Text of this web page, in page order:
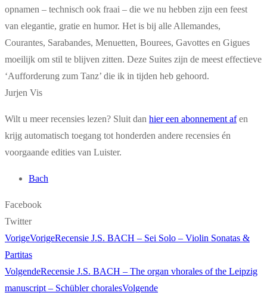
opnamen – technisch ook fraai – die we nu hebben zijn een feest
van elegantie, gratie en humor. Het is bij alle Allemandes,
Courantes, Sarabandes, Menuetten, Bourees, Gavottes en Gigues
moeilijk om stil te blijven zitten. Deze Suites zijn de meest effectieve
‘Aufforderung zum Tanz’ die ik in tijden heb gehoord.
Jurjen Vis
Wilt u meer recensies lezen? Sluit dan hier een abonnement afen
krijg automatisch toegang tot honderden andere recensies én
voorgaande edities van Luister.
Bach
Facebook
Twitter
VorigeVorigeRecensie J.S. BACH – Sei Solo – Violin Sonatas &
Partitas
VolgendeRecensie J.S. BACH – The organ vhorales of the Leipzig
manuscript – Schübler choralesVolgende